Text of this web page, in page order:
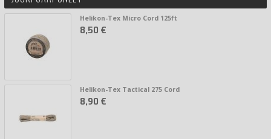
Helikon-Tex Micro Cord 125ft
8,50 €
Helikon-Tex Tactical 275 Cord
8,90 €